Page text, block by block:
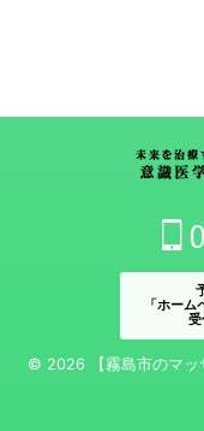
「ホー
© 2026 【霧島市のマッ